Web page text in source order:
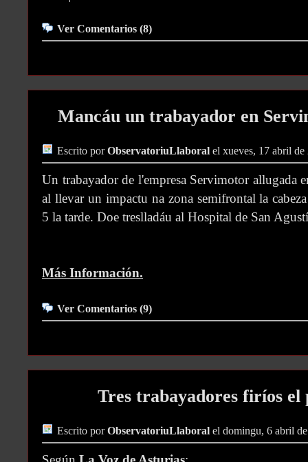
Ver Comentarios (8)
Mancáu un trabayador en
Escrito porObservatoriuLlaboral el xueves, 17 abril de
Un trabayador de l'empresa Servimotor allugada
al llevar un impactu na zona semifrontal la
5 la tarde. Doe treslladáu al Hospital de San
Más Información.
Ver Comentarios (9)
Tres trabayadores firíos el
Escrito porObservatoriuLlaboral el domingu, 6 abril